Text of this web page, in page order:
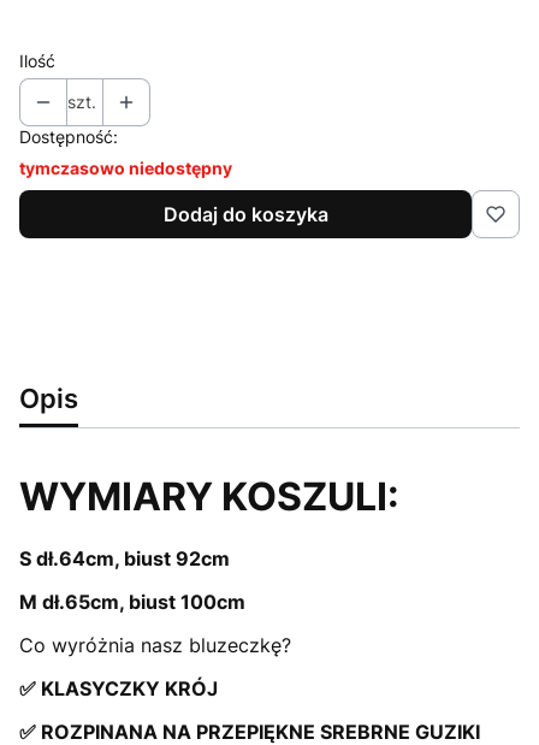
Ilość
szt.
Dostępność:
tymczasowo niedostępny
Dodaj do koszyka
Opis
WYMIARY KOSZULI:
S dł.64cm, biust 92cm
M dł.65cm, biust 100cm
Co wyróżnia nasz bluzeczkę?
✅ KLASYCZKY KRÓJ
✅ ROZPINANA NA PRZEPIĘKNE SREBRNE GUZIKI